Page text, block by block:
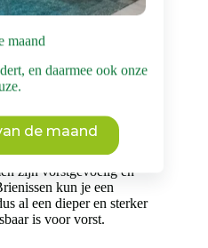
maand
en daarmee ook onze
de maand
al volwassen is. De
voor de actuele
klimaat relatief snel. Een
twaalf tot vijftien meter
zijn vorstgevoelig en
kun je een
al een dieper en sterker
is voor vorst.